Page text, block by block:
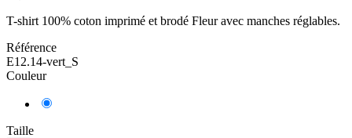
T-shirt 100% coton imprimé et brodé Fleur avec manches réglables.
Référence
E12.14-vert_S
Couleur
Taille